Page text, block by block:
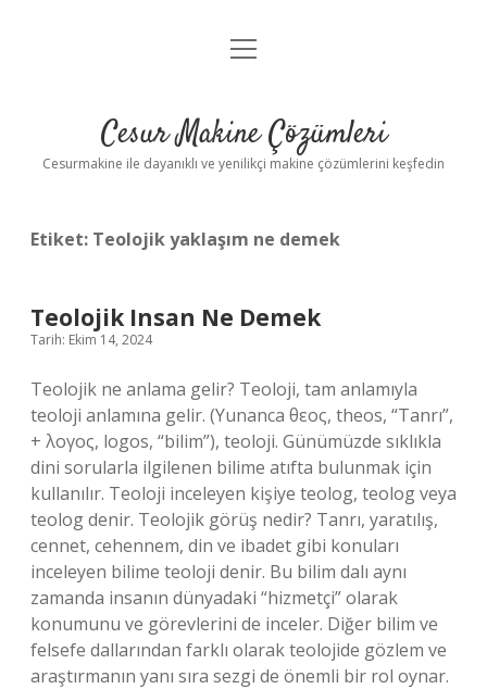
Anasayfa
Yasal Uyarı
menüyü
Cesur Makine Çözümleri
Cesurmakine ile dayanıklı ve yenilikçi makine çözümlerini keşfedin
Etiket: Teolojik yaklaşım ne demek
Teolojik Insan Ne Demek
Tarih: Ekim 14, 2024
Teolojik ne anlama gelir? Teoloji, tam anlamıyla
teoloji anlamına gelir. (Yunanca θεος, theos, “Tanrı”,
+ λογος, logos, “bilim”), teoloji. Günümüzde sıklıkla
dini sorularla ilgilenen bilime atıfta bulunmak için
kullanılır. Teoloji inceleyen kişiye teolog, teolog veya
teolog denir. Teolojik görüş nedir? Tanrı, yaratılış,
cennet, cehennem, din ve ibadet gibi konuları
inceleyen bilime teoloji denir. Bu bilim dalı aynı
zamanda insanın dünyadaki “hizmetçi” olarak
konumunu ve görevlerini de inceler. Diğer bilim ve
felsefe dallarından farklı olarak teolojide gözlem ve
araştırmanın yanı sıra sezgi de önemli bir rol oynar.